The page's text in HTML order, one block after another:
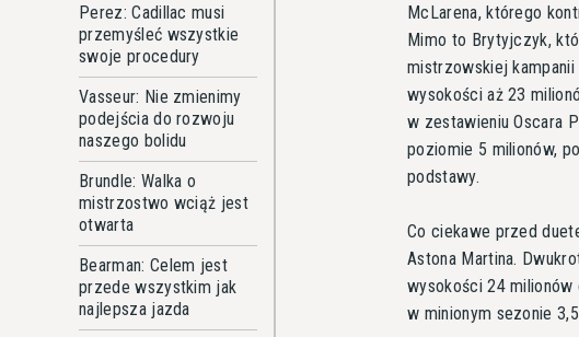
Perez: Cadillac musi
przemyśleć wszystkie
swoje procedury
Vasseur: Nie zmienimy
podejścia do rozwoju
naszego bolidu
Brundle: Walka o
mistrzostwo wciąż jest
otwarta
Bearman: Celem jest
przede wszystkim jak
najlepsza jazda
McLarena, którego
Mimo to Brytyjczyk,
mistrzowskiej
wysokości aż 23
w zestawieniu Oscara
poziomie 5 milionów,
podstawy.
Co ciekawe przed
Astona Martina.
wysokości 24
w minionym sezonie